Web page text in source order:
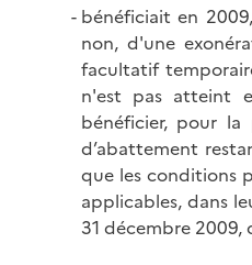
bénéficiait en
non, d'une
facultatif
n'est pas atteint
bénéficier, pour la
d’abattement
que les conditions
applicables, dans
31 décembre 2009,